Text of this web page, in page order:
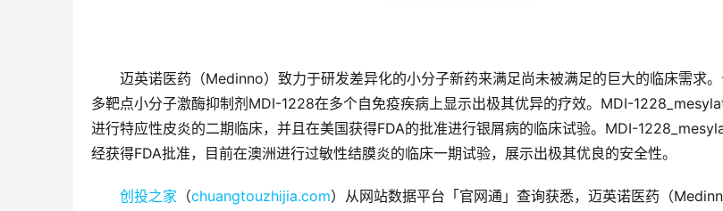
迈英诺医药（Medinno）致力于研发差异化的小分子新药来满足尚未被满足的巨大的临床需求
多靶点小分子激酶抑制剂MDI-1228在多个自免疫疾病上显示出极其优异的疗效。MDI-
进行特应性皮炎的二期临床，并且在美国获得FDA的批准进行银屑病的临床试验。MDI-
经获得FDA批准，目前在澳洲进行过敏性结膜炎的临床一期试验，展示出极其优良的安全性。
创投之家 （chuangtouzhijia.com）从网站数据平台「官网通」查询获悉，迈英诺医药（